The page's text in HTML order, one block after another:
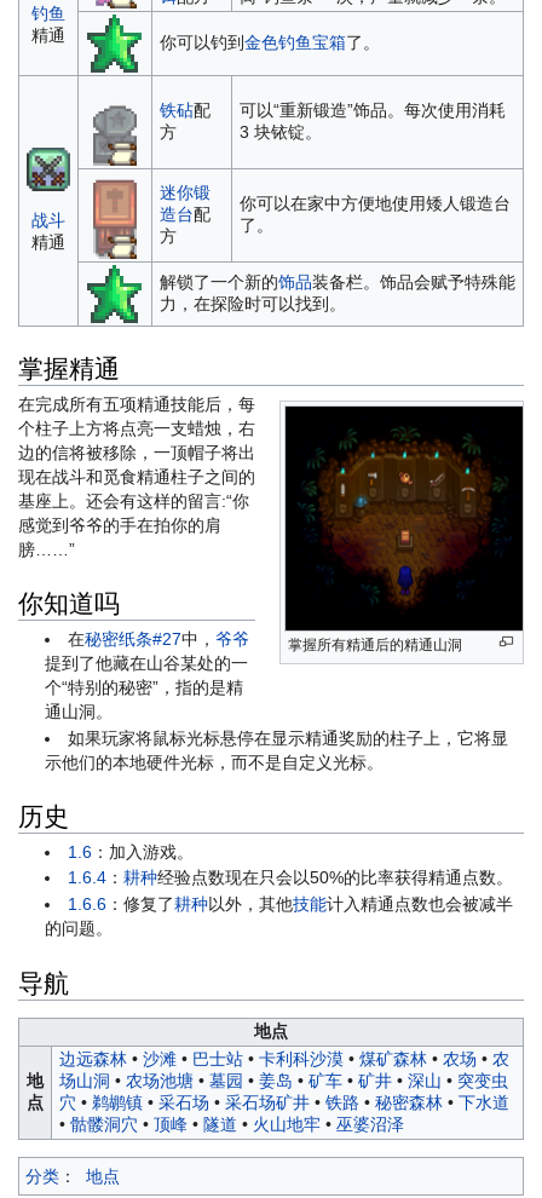
钓鱼
精通
你可以钓到金色钓鱼宝箱了。
战斗
精通
铁砧配
方
可以“重新锻造”饰品。每次使用消耗
3 块铱锭。
迷你锻
造台配
方
你可以在家中方便地使用矮人锻造台
了。
解锁了一个新的饰品装备栏。饰品会赋予特殊能
力，在探险时可以找到。
掌握精通
掌握所有精通后的精通山洞
在完成所有五项精通技能后，每
个柱子上方将点亮一支蜡烛，右
边的信将被移除，一顶帽子将出
现在战斗和觅食精通柱子之间的
基座上。还会有这样的留言:“你
感觉到爷爷的手在拍你的肩
膀……”
你知道吗
在秘密纸条#27中，爷爷
提到了他藏在山谷某处的一
个“特别的秘密”，指的是精
通山洞。
如果玩家将鼠标光标悬停在显示精通奖励的柱子上，它将显
示他们的本地硬件光标，而不是自定义光标。
历史
1.6 ：加入游戏。
1.6.4 ：耕种经验点数现在只会以50%的比率获得精通点数。
1.6.6 ：修复了耕种以外，其他技能计入精通点数也会被减半
的问题。
导航
地点
地
点
边远森林• 沙滩• 巴士站• 卡利科沙漠• 煤矿森林• 农场 • 农
场山洞 • 农场池塘• 墓园 • 姜岛 • 矿车• 矿井• 深山 • 突变虫
穴 • 鹈鹕镇• 采石场 • 采石场矿井• 铁路 • 秘密森林• 下水道
• 骷髅洞穴 • 顶峰• 隧道 • 火山地牢• 巫婆沼泽
分类 ： 地点